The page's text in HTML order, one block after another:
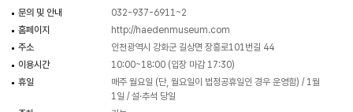
문의 및 안내
032-937-6911~2
홈페이지
http://haedenmuseum.com
주소
인천광역시 강화군 길상면 장흥로101번길 44
이용시간
10:00~18:00 (입장 마감 17:30)
휴일
매주 월요일 (단, 월요일이 법정공휴일인 경우 운영함) / 1월
1일 / 설·추석 당일